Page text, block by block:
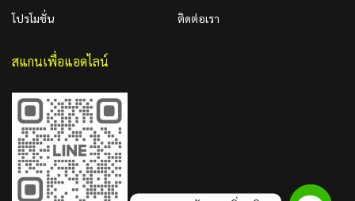
โปรโมชั่น
ติดต่อเรา
สแกนเพื่อแอดไลน์